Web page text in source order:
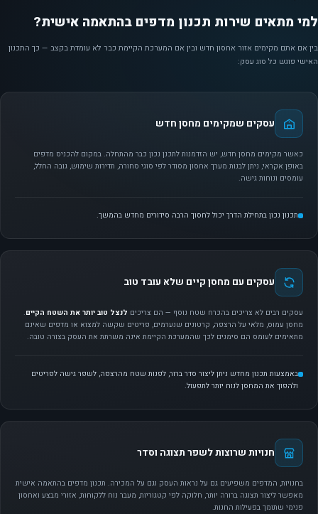
למי מתאים שירות תכנון מדפים בהתאמה אישית?
בין אם אתם מקימים אזור אחסון חדש ובין אם המערכת הקיימת כבר לא עומדת בקצב — כך התכנון
האישי פוגש כל סוג עסק:
עסקים שמקימים מחסן חדש
כאשר מקימים מחסן חדש, יש הזדמנות לתכנן נכון כבר מהתחלה. במקום להכניס מדפים
באופן אקראי, ניתן לבנות מערך אחסון מסודר לפי סוגי סחורה, תדירות שימוש, גובה החלל,
עומסים ונוחות גישה.
תכנון נכון בתחילת הדרך יכול לחסוך הרבה סידורים מחדש בהמשך.
עסקים עם מחסן קיים שלא עובד טוב
עסקים רבים לא צריכים בהכרח שטח נוסף — הם צריכים לנצל טוב יותר את השטח הקיים.
מחסן עמוס, מלאי על הרצפה, קרטונים שנערמים, פריטים שקשה למצוא או מדפים שאינם
מתאימים לעומס הם סימנים לכך שהמערכת הקיימת אינה משרתת את העסק בצורה טובה.
באמצעות תכנון מחדש ניתן ליצור סדר ברור, לפנות שטח מהרצפה, לשפר גישה לפריטים
ולהפוך את המחסן לנוח יותר לתפעול.
חנויות שרוצות לשפר תצוגה וסדר
בחנויות, המדפים משפיעים גם על נראות העסק וגם על המכירה. תכנון מדפים בהתאמה אישית
מאפשר ליצור תצוגה ברורה יותר, חלוקה לפי קטגוריות, מעבר נוח ללקוחות, אזורי מבצע ואחסון
פנימי שתומך בפעילות החנות.